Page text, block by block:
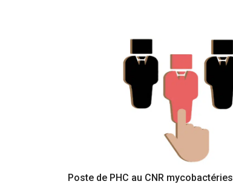
Poste de PHC au CNR mycobactéries